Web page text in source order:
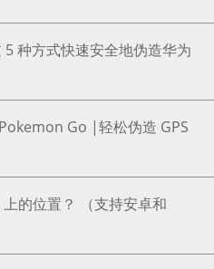
种方式快速安全地伪造华为
Go |轻松伪造 GPS
的位置？ （支持安卓和